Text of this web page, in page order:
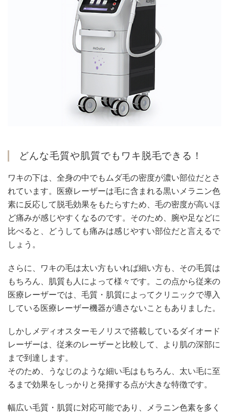
どんな毛質や肌質でもワキ脱毛できる！
ワキの下は、全身の中でもムダ毛の密度が濃い部位だとさ
れています。医療レーザーは毛に含まれる黒いメラニン色
素に反応して脱毛効果をもたらすため、毛の密度が高いほ
ど痛みが感じやすくなるのです。そのため、腕や足などに
比べると、どうしても痛みは感じやすい部位だと言えるで
しょう。
さらに、ワキの毛は太い方もいれば細い方も、その毛質は
もちろん、肌質も人によって様々です。この点から従来の
医療レーザーでは、毛質・肌質によってクリニックで導入
している医療レーザー機器が適さないこともありました。
しかしメディオスターモノリスで搭載しているダイオード
レーザーは、従来のレーザーと比較して、より肌の深部に
まで到達します。
そのため、うなじのような細い毛はもちろん、太い毛に至
るまで効果をしっかりと発揮する点が大きな特徴です。
幅広い毛質・肌質に対応可能であり、メラニン色素を多く